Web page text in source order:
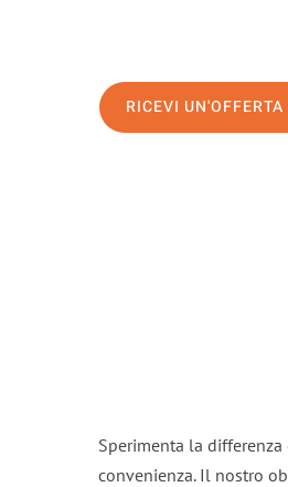
RICEVI
Sperimenta la
convenienza. Il nostro